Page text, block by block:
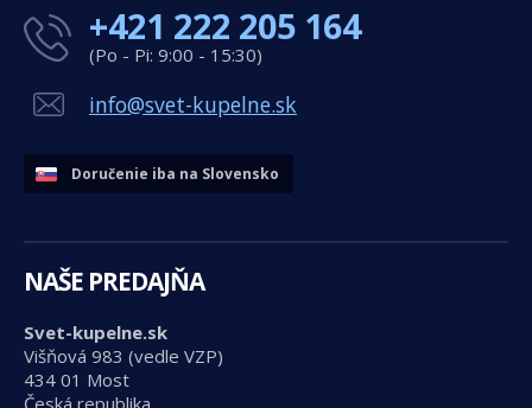
+421 222 205 164
(Po - Pi: 9:00 - 15:30)
info@svet-kupelne.sk
Doručenie iba na Slovensko
NAŠE PREDAJŇA
Svet-kupelne.sk
Višňová 983 (vedle VZP)
434 01 Most
Česká republika